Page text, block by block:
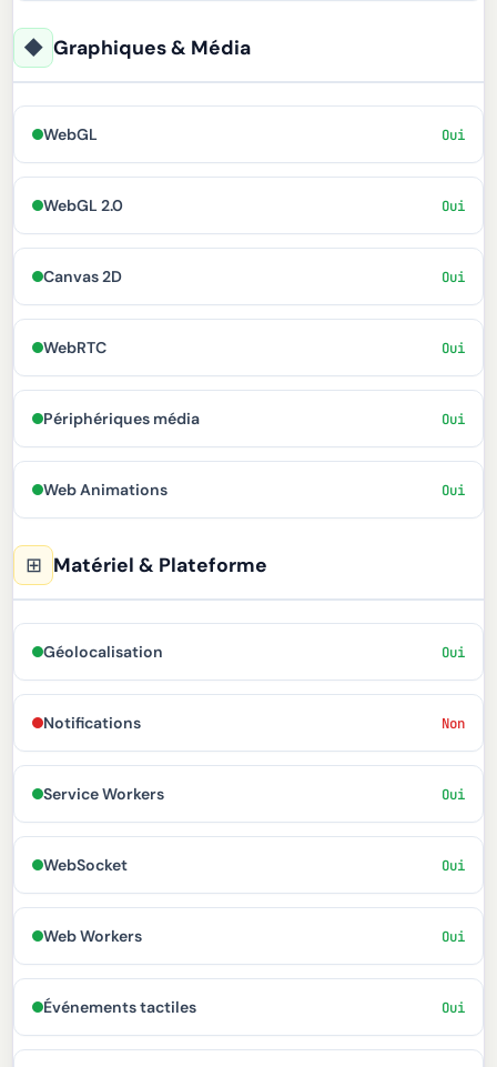
◆ Graphiques & Média
WebGL Oui
WebGL 2.0 Oui
Canvas 2D Oui
WebRTC Oui
Périphériques média Oui
Web Animations Oui
⊞ Matériel & Plateforme
Géolocalisation Oui
Notifications Non
Service Workers Oui
WebSocket Oui
Web Workers Oui
Événements tactiles Oui